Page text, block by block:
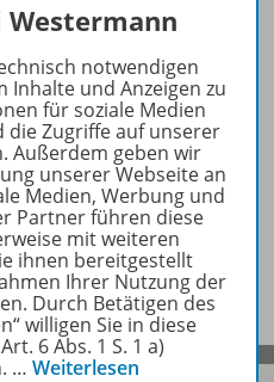
Service
notwendigen
Inhalte und Anzeigen zu
für soziale Medien
die Zugriffe auf unserer
Außerdem geben wir
unserer Webseite an
Medien, Werbung und
Partner führen diese
mit weiteren
ihnen bereitgestellt
Ihrer Nutzung der
Durch Betätigen des
willigen Sie in diese
6 Abs. 1 S. 1 a)
… Weiterlesen